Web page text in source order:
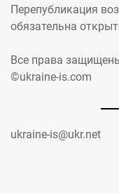
Перепубликация
обязательна
Все права
©ukraine-is.com
ukraine-is@ukr.net